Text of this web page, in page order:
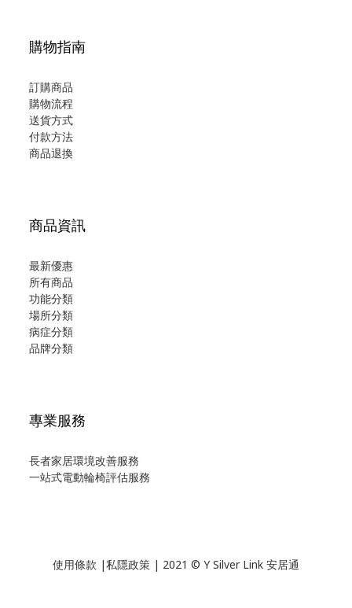
購物指南
訂購商品
購物流程
送貨方式
付款方法
商品退換
商品資訊
最新優惠
所有商品
功能分類
場所分類
病症分類
品牌分類
專業服務
長者家居環境改善服務
一站式電動輪椅評估服務
使用條款 |私隱政策 | 2021 © Y Silver Link 安居通